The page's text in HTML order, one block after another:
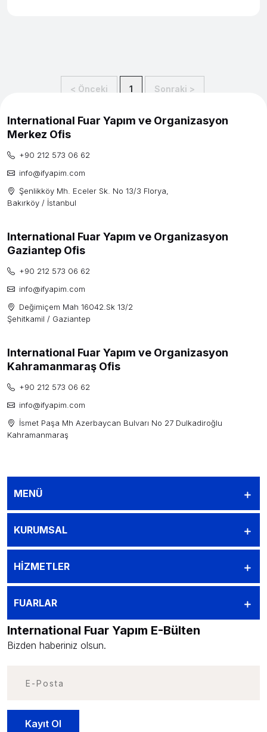
< Önceki 1 Sonraki >
International Fuar Yapım ve Organizasyon
Merkez Ofis
+90 212 573 06 62
info@ifyapim.com
Şenlikköy Mh. Eceler Sk. No 13/3 Florya,
Bakırköy / İstanbul
International Fuar Yapım ve Organizasyon
Gaziantep Ofis
+90 212 573 06 62
info@ifyapim.com
Değimiçem Mah 16042.Sk 13/2
Şehitkamil / Gaziantep
International Fuar Yapım ve Organizasyon
Kahramanmaraş Ofis
+90 212 573 06 62
info@ifyapim.com
İsmet Paşa Mh Azerbaycan Bulvarı No 27 Dulkadiroğlu
Kahramanmaraş
MENÜ
KURUMSAL
HİZMETLER
FUARLAR
International Fuar Yapım E-Bülten
Bizden haberiniz olsun.
Kayıt Ol